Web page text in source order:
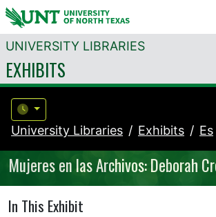
Skip to content
UNIVERSITY LIBRARIES
EXHIBITS
University Libraries Exhibits Es
Mujeres en las Archivos: Deborah
In This Exhibit